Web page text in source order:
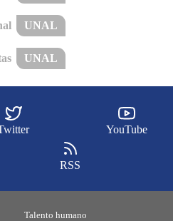
UNAL
UNAL
YouTube
RSS
Talento humano